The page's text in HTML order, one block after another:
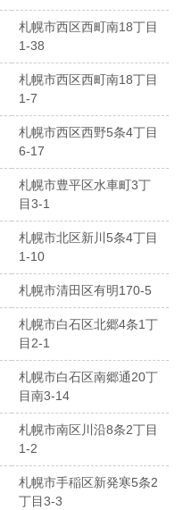
札幌市西区西町南18丁目
1-38
札幌市西区西町南18丁目
1-7
札幌市西区西野5条4丁目
6-17
札幌市豊平区水車町3丁
目3-1
札幌市北区新川5条4丁目
1-10
札幌市清田区有明170-5
札幌市白石区北郷4条1丁
目2-1
札幌市白石区南郷通20丁
目南3-14
札幌市南区川沿8条2丁目
1-2
札幌市手稲区新発寒5条2
丁目3-3